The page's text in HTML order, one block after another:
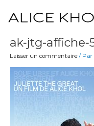
contenu
ak-jtg-affiche-
Laisser un commentaire / Par